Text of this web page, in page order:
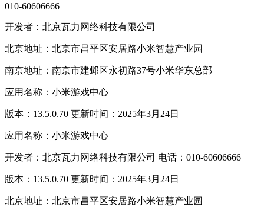
010-60606666
开发者：北京瓦力网络科技有限公司
北京地址：北京市昌平区安居路小米智慧产业园
南京地址：南京市建邺区永初路37号小米华东总部
应用名称：小米游戏中心
版本：13.5.0.70 更新时间：2025年3月24日
应用名称：小米游戏中心
开发者：北京瓦力网络科技有限公司 电话：010-60606666
版本：13.5.0.70 更新时间：2025年3月24日
北京地址：北京市昌平区安居路小米智慧产业园